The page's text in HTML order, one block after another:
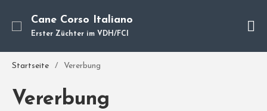
Cane Corso Italiano
Erster Züchter im VDH/FCI
Startseite / Vererbung
Vererbung